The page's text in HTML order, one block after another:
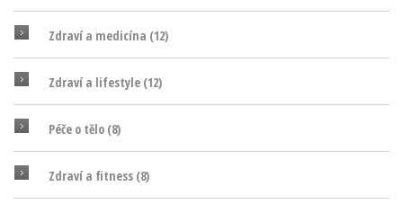
Zdraví a medicína (12)
Zdraví a lifestyle (12)
Péče o tělo (8)
Zdraví a fitness (8)